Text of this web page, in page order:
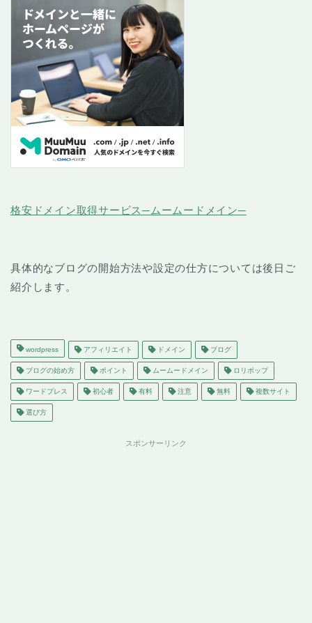
格安ドメイン取得サービス─ムームードメイン─
具体的なブログの開始方法や設定の仕方については後日ご
紹介します。
wordpress アフィリエイト ドメイン ブログ
ブログの始め方 ポイント ムームードメイン ロリポップ
ワードプレス 初心者 有料 注意 無料 複数サイト
選び方
スポンサーリンク